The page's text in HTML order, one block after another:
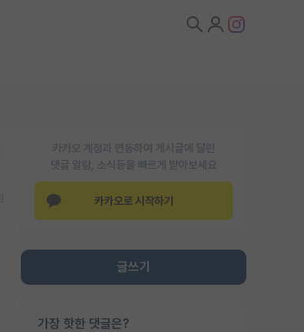
카카오 계정과 연동하여 게시글에 달린
댓글 알람, 소식등을 빠르게 받아보세요
카카오로 시작하기
글쓰기
가장 핫한 댓글은?